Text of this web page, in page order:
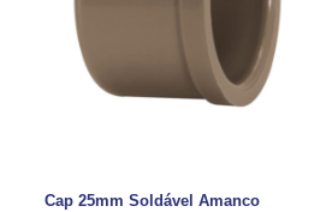
Cap 25mm Soldável Amanco